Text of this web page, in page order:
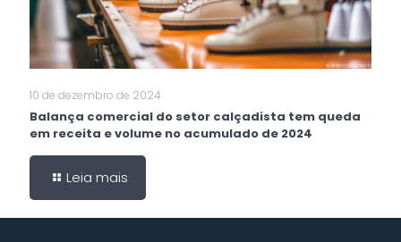
10 de dezembro de 2024
Balança comercial do setor calçadista tem queda
em receita e volume no acumulado de 2024
Leia mais